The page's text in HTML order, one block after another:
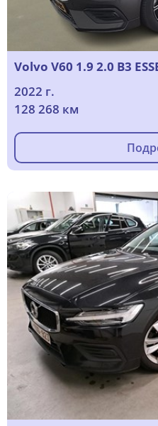
Volvo V60 1.9 2.0 B3
2022 г.
128 268 км